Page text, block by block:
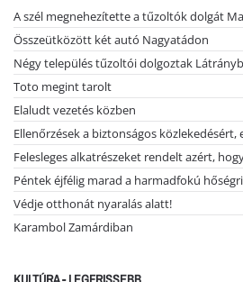
A szél megnehezítette a tűzoltók dolgát
Összeütközött két autó Nagyatádon
Négy település tűzoltói dolgoztak
Toto megint tarolt
Elaludt vezetés közben
Ellenőrzések a biztonságos
Felesleges alkatrészeket rendelt azért,
Péntek éjfélig marad a harmadfokú
Védje otthonát nyaralás alatt!
Karambol Zamárdiban